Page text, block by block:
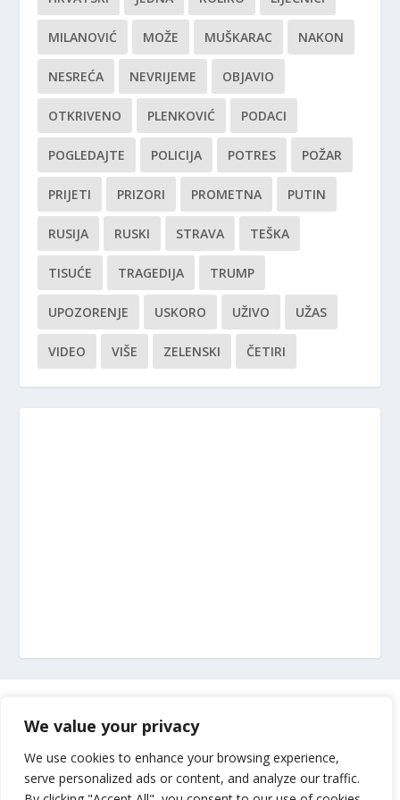
We value your privacy
We use cookies to enhance your browsing experience,
serve personalized ads or content, and analyze our traffic.
MILANOVIĆ MOŽE MUŠKARAC NAKON
NESREĆA NEVRIJEME OBJAVIO
OTKRIVENO PLENKOVIĆ PODACI
POGLEDAJTE POLICIJA POTRES POŽAR
PRIJETI PRIZORI PROMETNA PUTIN
RUSIJA RUSKI STRAVA TEŠKA
TISUĆE TRAGEDIJA TRUMP
UPOZORENJE USKORO UŽIVO UŽAS
VIDEO VIŠE ZELENSKI ČETIRI
Impressum